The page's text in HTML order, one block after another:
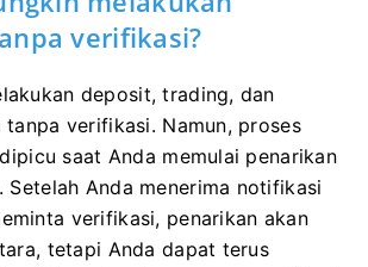
verifikasi?
deposit, trading, dan
tanpa verifikasi. Namun, proses
saat Anda memulai penarikan
Setelah Anda menerima notifikasi
verifikasi, penarikan akan
tetapi Anda dapat terus